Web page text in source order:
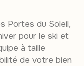
Portes du Soleil,
pour le ski et
à taille
de votre bien